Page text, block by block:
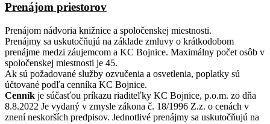
Prenájom priestorov
Prenájom nádvoria knižnice a spoločenskej miestnosti.
Prenájmy sa uskutočňujú na základe zmluvy o krátkodobom
prenájme medzi záujemcom a KC Bojnice. Maximálny počet osôb v
spoločenskej miestnosti je 45.
Ak sú požadované služby ozvučenia a osvetlenia, poplatky sú
účtované podľa cenníka KC Bojnice.
Cenník je súčasťou príkazu riaditeľky KC Bojnice, p.o.m. zo dňa
8.8.2022 Je vydaný v zmysle zákona č. 18/1996 Z.z. o cenách v
znení neskorších predpisov. Jednotlivé prenájmy sa uskutočňujú na